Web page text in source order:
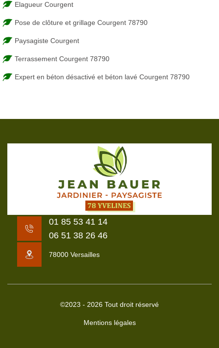
Elagueur Courgent
Pose de clôture et grillage Courgent 78790
Paysagiste Courgent
Terrassement Courgent 78790
Expert en béton désactivé et béton lavé Courgent 78790
01 85 53 41 14
06 51 38 26 46
78000 Versailles
©2023 - 2026 Tout droit réservé
Mentions légales